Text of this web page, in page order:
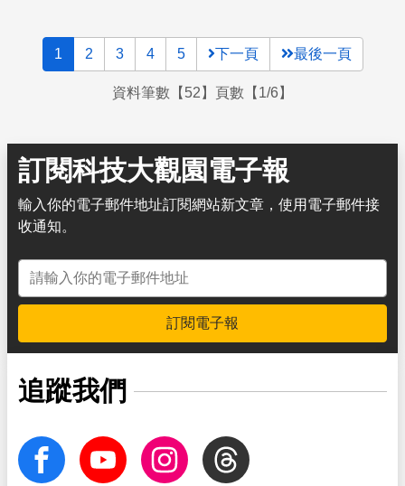
1 2 3 4 5 下一頁 最後一頁
資料筆數【52】頁數【1/6】
訂閱科技大觀園電子報
輸入你的電子郵件地址訂閱網站新文章，使用電子郵件接
收通知。
電子郵件地址
訂閱電子報
追蹤我們
facebook Youtube InstagramThreads